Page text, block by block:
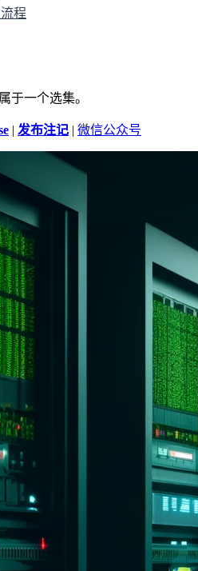
程
于一个选集。
发布注记 微信公众号